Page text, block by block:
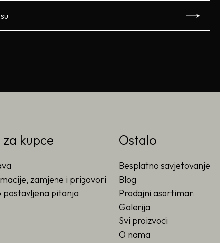
kupce
zamjene i prigovori
postavljena pitanja
Ostalo
Besplatno savjetovanje
Blog
Prodajni asortiman
Galerija
Svi proizvodi
O nama